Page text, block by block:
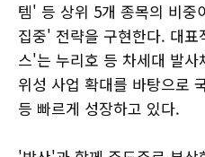
템' 등 상위 5개 종목의 비
집중' 전략을 구현한다. 대
스'는 누리호 등 차세대 발
위성 사업 확대를 바탕으로
등 빠르게 성장하고 있다.